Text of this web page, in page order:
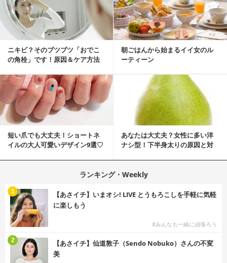
ニキビ？そのブツブツ「おでこ
の角栓」です！原因＆ケア方法
朝ごはんから始まるイイ女のル
ーティーン
短い爪でも大丈夫！ショートネ
イルの大人可愛いデザイン9選♡
あなたは大丈夫？女性に多い洋
ナシ型！下半身太りの原因と対
ランキング・Weekly
【あさイチ】いまオシ! LIVE とうもろこしを手軽に気軽
に楽しもう
#みんなも一緒に頑張ろう
1
【あさイチ】仙道敦子（Sendo Nobuko）さんの不変
美
2